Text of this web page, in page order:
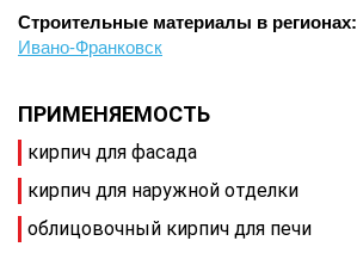
Строительные материалы в регионах:
Ивано-Франковск
ПРИМЕНЯЕМОСТЬ
кирпич для фасада
кирпич для наружной отделки
облицовочный кирпич для печи